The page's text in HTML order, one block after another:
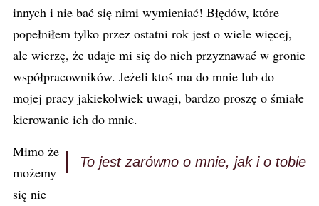
innych i nie bać się nimi wymieniać! Błędów, które
popełniłem tylko przez ostatni rok jest o wiele więcej,
ale wierzę, że udaje mi się do nich przyznawać w gronie
współpracowników. Jeżeli ktoś ma do mnie lub do
mojej pracy jakiekolwiek uwagi, bardzo proszę o śmiałe
kierowanie ich do mnie.
To jest zarówno o mnie, jak i o tobie
Mimo że
możemy
się nie